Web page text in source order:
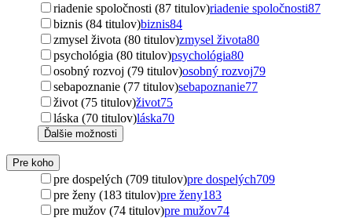
riadenie spoločnosti (87 titulov)riadenie spoločnosti87
biznis (84 titulov)biznis84
zmysel života (80 titulov)zmysel života80
psychológia (80 titulov)psychológia80
osobný rozvoj (79 titulov)osobný rozvoj79
sebapoznanie (77 titulov)sebapoznanie77
život (75 titulov)život75
láska (70 titulov)láska70
Ďalšie možnosti
Pre koho
pre dospelých (709 titulov)pre dospelých709
pre ženy (183 titulov)pre ženy183
pre mužov (74 titulov)pre mužov74